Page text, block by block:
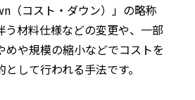
（コスト・ダウン）」の略称
う材料仕様などの変更や、一部
めや規模の縮小などでコストを
して行われる手法です。